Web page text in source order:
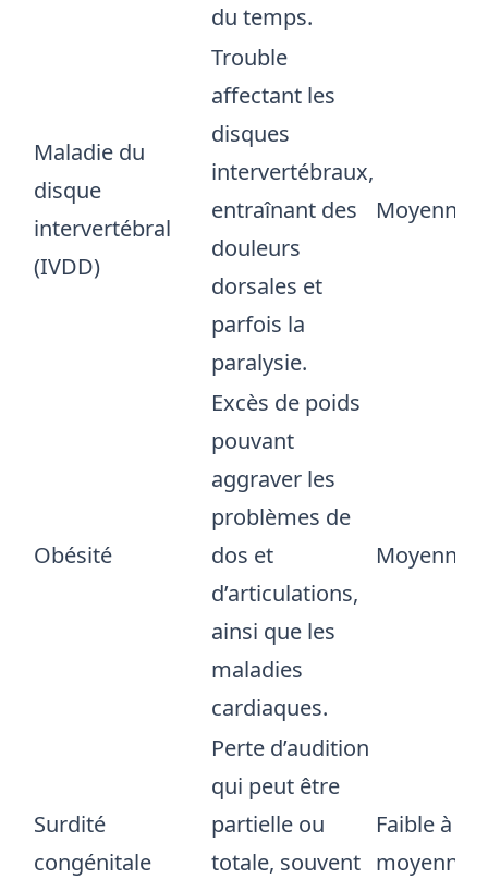
du temps.
Maladie du
disque
intervertébral
(IVDD)
Trouble
affectant les
disques
intervertébraux,
entraînant des
douleurs
dorsales et
parfois la
paralysie.
Moyenne
Obésité
Excès de poids
pouvant
aggraver les
problèmes de
dos et
d’articulations,
ainsi que les
maladies
cardiaques.
Moyenne
Surdité
congénitale
Perte d’audition
qui peut être
partielle ou
totale, souvent
Faible à
moyenne